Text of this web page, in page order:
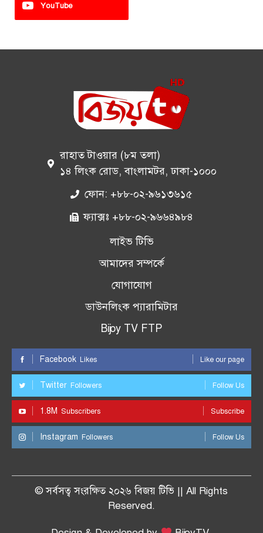
YouTube
রাহাত টাওয়ার (৮ম তলা)
১৪ লিংক রোড, বাংলামটর, ঢাকা-১০০০
ফোন: +৮৮-০২-৯৬১৩৬১৫
ফ্যাক্সঃ +৮৮-০২-৯৬৬৪৯৮৪
লাইভ টিভি
আমাদের সম্পর্কে
যোগাযোগ
ডাউনলিংক প্যারামিটার
Bijoy TV FTP
Facebook Likes Like our page
Twitter Followers Follow Us
1.8M Subscribers Subscribe
Instagram Followers Follow Us
© সর্বসত্ব সংরক্ষিত ২০২৬ বিজয় টিভি || All Rights
Reserved.